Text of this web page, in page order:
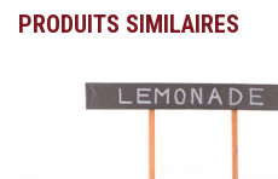
PRODUITS SIMILAIRES